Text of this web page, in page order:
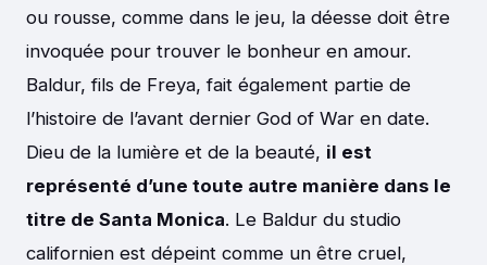
ou rousse, comme dans le jeu, la déesse doit être
invoquée pour trouver le bonheur en amour.
Baldur, fils de Freya, fait également partie de
l’histoire de l’avant dernier God of War en date.
Dieu de la lumière et de la beauté, il est
représenté d’une toute autre manière dans le
titre de Santa Monica. Le Baldur du studio
californien est dépeint comme un être cruel,